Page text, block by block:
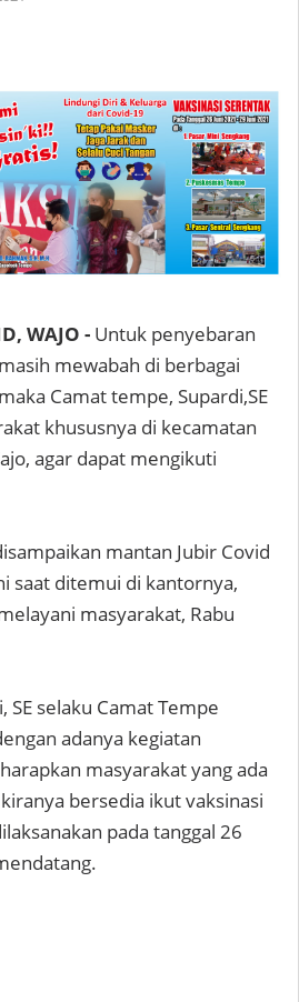
WAJO - Untuk penyebaran
mewabah di berbagai
Camat tempe, Supardi,SE
khususnya di kecamatan
agar dapat mengikuti
mantan Jubir Covid
saat ditemui di kantornya,
masyarakat, Rabu
SE selaku Camat Tempe
adanya kegiatan
masyarakat yang ada
bersedia ikut vaksinasi
pada tanggal 26